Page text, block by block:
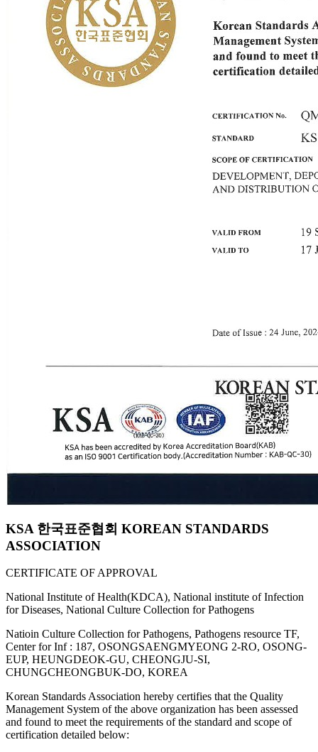
KSA 한국표준협회 KOREAN STANDARDS
ASSOCIATION
CERTIFICATE OF APPROVAL
National Institute of Health(KDCA), National institute of Infection
for Diseases, National Culture Collection for Pathogens
Natioin Culture Collection for Pathogens, Pathogens resource TF,
Center for Inf : 187, OSONGSAENGMYEONG 2-RO, OSONG-
EUP, HEUNGDEOK-GU, CHEONGJU-SI,
CHUNGCHEONGBUK-DO, KOREA
Korean Standards Association hereby certifies that the Quality
Management System of the above organization has been assessed
and found to meet the requirements of the standard and scope of
certification detailed below: